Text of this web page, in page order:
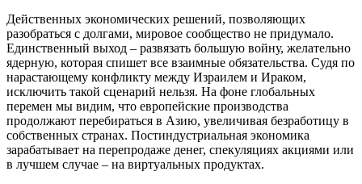
Действенных экономических решений, позволяющих
разобраться с долгами, мировое сообщество не придумало.
Единственный выход – развязать большую войну, желательно
ядерную, которая спишет все взаимные обязательства. Судя по
нарастающему конфликту между Израилем и Ираком,
исключить такой сценарий нельзя. На фоне глобальных
перемен мы видим, что европейские производства
продолжают перебираться в Азию, увеличивая безработицу в
собственных странах. Пост­индустриальная экономика
зарабатывает на перепродаже денег, спекуляциях акциями или
в лучшем случае – на виртуальных продуктах.